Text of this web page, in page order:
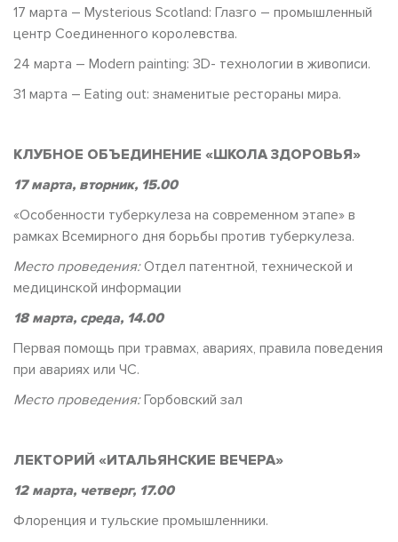
17 марта – Mysterious Scotland: Глазго – промышленный
центр Соединенного королевства.
24 марта – Modern painting: 3D- технологии в живописи.
31 марта – Eating out: знаменитые рестораны мира.
КЛУБНОЕ ОБЪЕДИНЕНИЕ «ШКОЛА ЗДОРОВЬЯ»
17 марта, вторник, 15.00
«Особенности туберкулеза на современном этапе» в
рамках Всемирного дня борьбы против туберкулеза.
Место проведения:Отдел патентной, технической и
медицинской информации
18 марта, среда, 14.00
Первая помощь при травмах, авариях, правила поведения
при авариях или ЧС.
Место проведения:Горбовский зал
ЛЕКТОРИЙ «ИТАЛЬЯНСКИЕ ВЕЧЕРА»
12 марта, четверг, 17.00
Флоренция и тульские промышленники.